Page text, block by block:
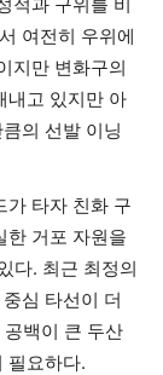
여전히 우위에
지만 변화구의
내고 있지만 아
의 선발 이닝
가 타자 친화 구
한 거포 자원을
다. 최근 최정의
심 타선이 더
백이 큰 두산
필요하다.